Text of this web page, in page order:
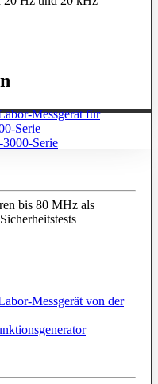
Serie
bis 80 MHz als